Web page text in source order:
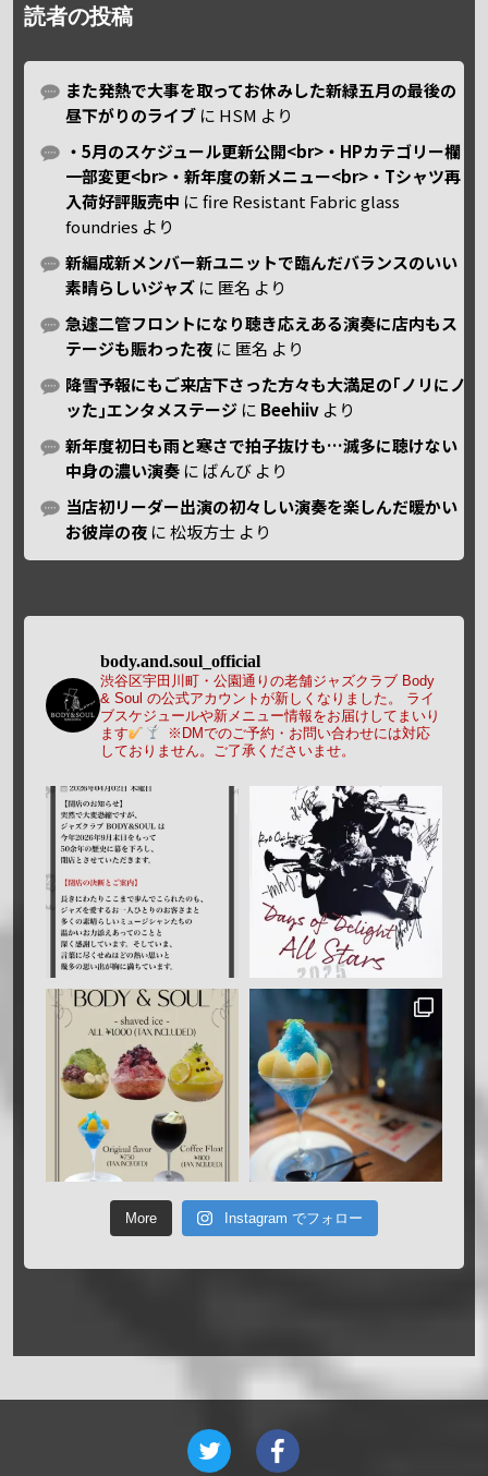
読者の投稿
また発熱で大事を取ってお休みした新緑五月の最後の
昼下がりのライブ に HSM より
・5月のスケジュール更新公開<br>・HPカテゴリー欄
一部変更<br>・新年度の新メニュー<br>・Tシャツ再
入荷好評販売中 にfire Resistant Fabric glass
foundries より
新編成新メンバー新ユニットで臨んだバランスのいい
素晴らしいジャズ に 匿名 より
急遽二管フロントになり聴き応えある演奏に店内もス
テージも賑わった夜 に 匿名 より
降雪予報にもご来店下さった方々も大満足の｢ノリにノ
ッた｣エンタメステージ に Beehiiv より
新年度初日も雨と寒さで拍子抜けも…滅多に聴けない
中身の濃い演奏 に ばんび より
当店初リーダー出演の初々しい演奏を楽しんだ暖かい
お彼岸の夜 に松坂方士 より
body.and.soul_official
渋谷区宇田川町・公園通りの老舗ジャズクラブ Body
& Soul の公式アカウントが新しくなりました。
ライ
ブスケジュールや新メニュー情報をお届けしてまいり
ます
※DMでのご予約・お問い合わせには対応
しておりません。ご了承くださいませ。
More Instagram でフォロー